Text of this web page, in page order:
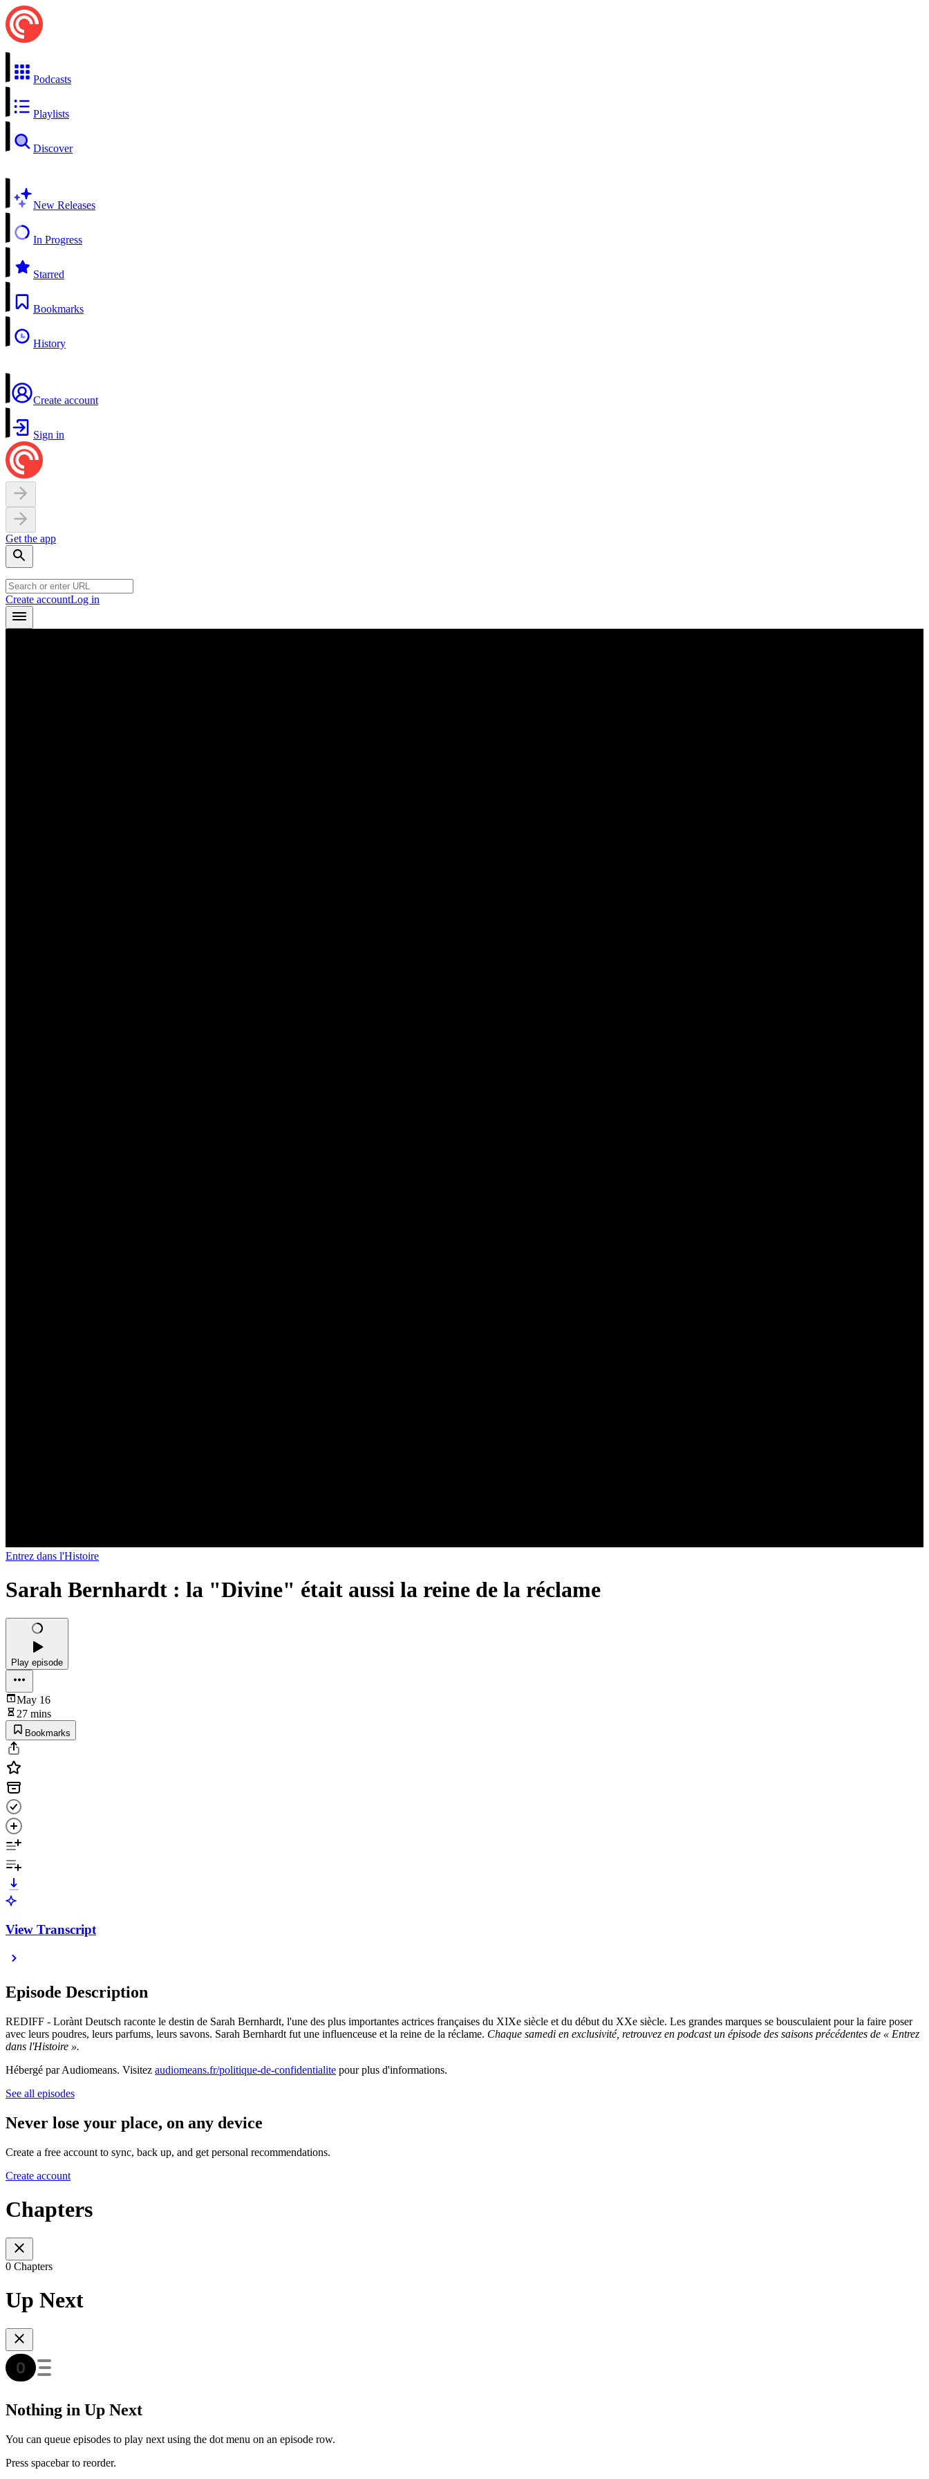
Podcasts
Playlists
Discover
New Releases
In Progress
Starred
Bookmarks
History
Create account
Sign in
Get the app
Create accountLog in
Entrez dans l'Histoire
Sarah Bernhardt : la "Divine" était aussi la reine de la réclame
Play episode
May 16
27 mins
Bookmarks
View Transcript
Episode Description
REDIFF - Lorànt Deutsch raconte le destin de Sarah Bernhardt, l'une des plus importantes actrices françaises du XIXe siècle et du début du XXe siècle. Les grandes marques se bousculaient pour la faire poser
avec leurs poudres, leurs parfums, leurs savons. Sarah Bernhardt fut une influenceuse et la reine de la réclame. Chaque samedi en exclusivité, retrouvez en podcast un épisode des saisons précédentes de « Entrez
dans l'Histoire ».
Hébergé par Audiomeans. Visitez audiomeans.fr/politique-de-confidentialite pour plus d'informations.
See all episodes
Never lose your place, on any device
Create a free account to sync, back up, and get personal recommendations.
Create account
Chapters
0 Chapters
Up Next
Nothing in Up Next
You can queue episodes to play next using the dot menu on an episode row.
Press spacebar to reorder.